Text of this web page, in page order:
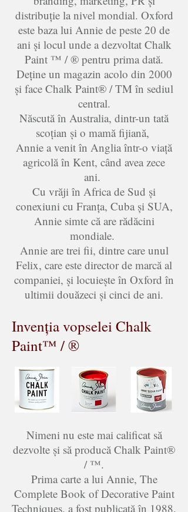
distribuție la nivel mondial. Oxford
este baza lui Annie de peste 20 de
ani și locul unde a dezvoltat Chalk
Paint ™ / ® pentru prima dată.
Deține un magazin acolo din 2000
și face Chalk Paint® / TM în sediul
central.
Născută în Australia, dintr-un tată
scoțian și o mamă fijiană,
Annie a venit în Anglia într-o viață
agricolă în Kent, când avea zece
ani.
Cu vrăji în Africa de Sud și
conexiuni cu Franța, Cuba și SUA,
Annie simte că are rădăcini
mondiale.
Annie are trei fii, dintre care unul
Felix, care este director de marcă al
companiei, și locuiește în Oxford în
ultimii douăzeci și cinci de ani.
Invenția vopselei Chalk
Paint™ / ®
Nimeni nu este mai calificat să
dezvolte și să producă Chalk Paint®
/ ™.
Prima carte a lui Annie, The
Complete Book of Decorative Paint
Techniques, a fost publicată în 1988.